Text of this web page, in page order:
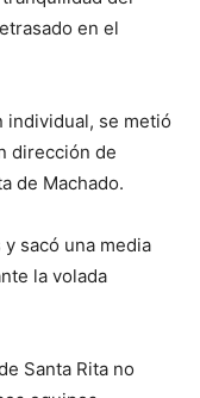
en el
individual, se metió
dirección de
de Machado.
sacó una media
la volada
Santa Rita no